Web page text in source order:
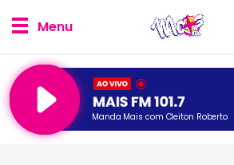
Manda Mais com Cleiton Roberto